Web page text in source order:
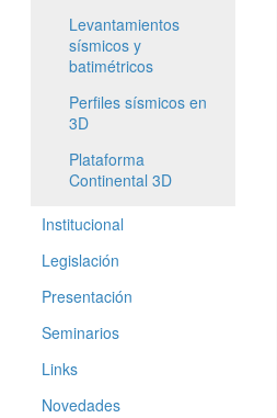
Levantamientos
sísmicos y
batimétricos
Perfiles sísmicos en
3D
Plataforma
Continental 3D
Institucional
Legislación
Presentación
Seminarios
Links
Novedades